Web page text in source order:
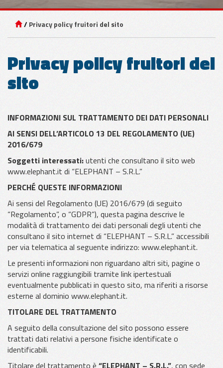
PER VETRO
APPLICAZIONI
PER LEGNO
Privacy policy fruitori del sito
Privacy policy fruitori del
sito
INFORMAZIONI SUL TRATTAMENTO DEI DATI PERSONALI
AI SENSI DELL’ARTICOLO 13 DEL REGOLAMENTO (UE)
2016/679
Soggetti interessati:utenti che consultano il sito web
www.elephant.it di “ELEPHANT – S.R.L.”
PERCHÉ QUESTE INFORMAZIONI
Ai sensi del Regolamento (UE) 2016/679 (di seguito
“Regolamento”, o “GDPR”), questa pagina descrive le
modalità di trattamento dei dati personali degli utenti che
consultano il sito internet di “ELEPHANT – S.R.L.” accessibili
per via telematica al seguente indirizzo: www.elephant.it.
Le presenti informazioni non riguardano altri siti, pagine o
servizi online raggiungibili tramite link ipertestuali
eventualmente pubblicati in questo sito, ma riferiti a risorse
esterne al dominio www.elephant.it.
TITOLARE DEL TRATTAMENTO
A seguito della consultazione del sito possono essere
trattati dati relativi a persone fisiche identificate o
identificabili.
Titolare del trattamento è “ELEPHANT – S.R.L.”, con sede